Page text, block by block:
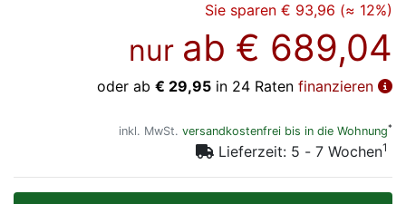
Sie sparen € 93,96 (≈ 12%)
nur ab € 689,04
oder ab € 29,95 in 24 Raten finanzieren
inkl. MwSt. versandkostenfrei bis in die Wohnung*
Lieferzeit: 5 - 7 Wochen1